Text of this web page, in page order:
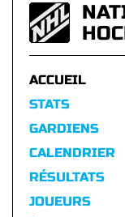
ACCUEIL
STATS
GARDIENS
CALENDRIER
RÉSULTATS
JOUEURS